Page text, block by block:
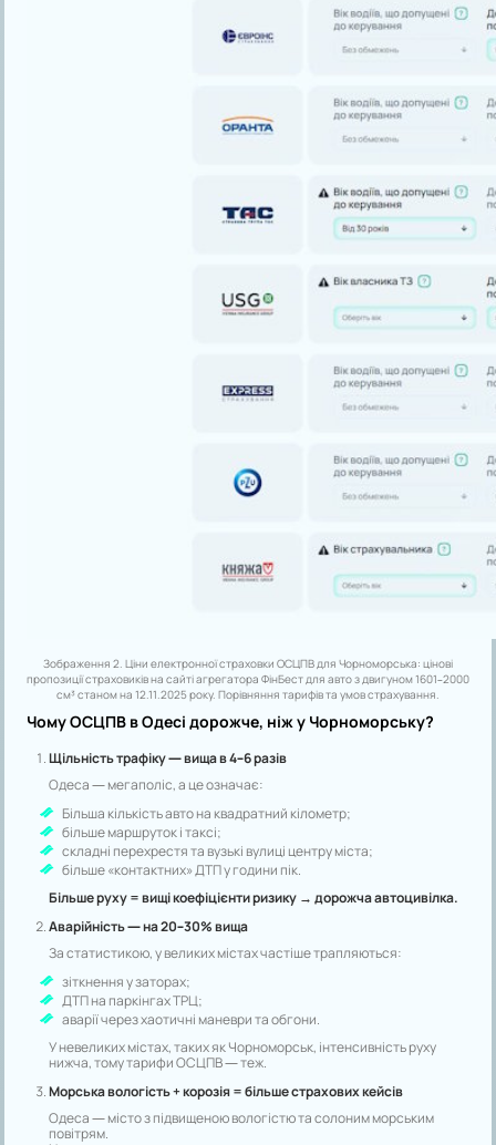
Зображення 2. Ціни електронної страховки ОСЦПВ для Чорноморська: цінові
пропозиції страховиків на сайті агрегатора ФінБест для авто з двигуном 1601–2000
см³ станом на 12.11.2025 року. Порівняння тарифів та умов страхування.
Чому ОСЦПВ в Одесі дорожче, ніж у Чорноморську?
Щільність трафіку — вища в 4–6 разів
Одеса — мегаполіс, а це означає:
Більша кількість авто на квадратний кілометр;
більше маршруток і таксі;
складні перехрестя та вузькі вулиці центру міста;
більше «контактних» ДТП у години пік.
Більше руху = вищі коефіцієнти ризику → дорожча автоцивілка.
Аварійність — на 20–30% вища
За статистикою, у великих містах частіше трапляються:
зіткнення у заторах;
ДТП на паркінгах ТРЦ;
аварії через хаотичні маневри та обгони.
У невеликих містах, таких як Чорноморськ, інтенсивність руху
нижча, тому тарифи ОСЦПВ — теж.
Морська вологість + корозія = більше страхових кейсів
Одеса — місто з підвищеною вологістю та солоним морським
повітрям.